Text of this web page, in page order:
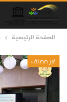
الصفحة الرئيسية
غير مصنف